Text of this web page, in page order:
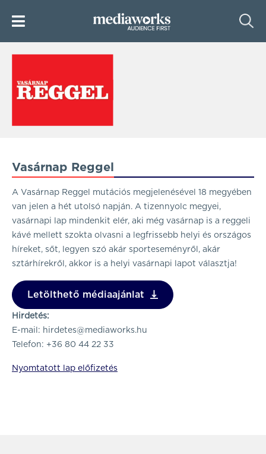
Vasárnap Reggel
A Vasárnap Reggel mutációs megjelenésével 18 megyében
van jelen a hét utolsó napján. A tizennyolc megyei,
vasárnapi lap mindenkit elér, aki még vasárnap is a reggeli
kávé mellett szokta olvasni a legfrissebb helyi és országos
híreket, sőt, legyen szó akár sporteseményről, akár
sztárhírekről, akkor is a helyi vasárnapi lapot választja!
Letölthető médiaajánlat
Hirdetés:
E-mail: hirdetes@mediaworks.hu
Telefon: +36 80 44 22 33
Nyomtatott lap előfizetés